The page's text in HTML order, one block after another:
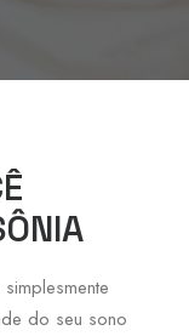
do seu sono